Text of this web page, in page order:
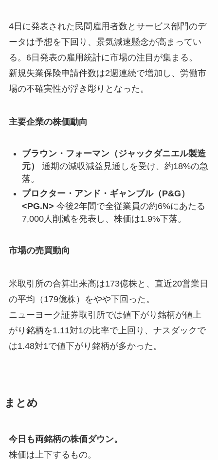
4日に発表された民間雇用者数とサービス部門のデ
ータは予想を下回り、景気減速懸念が高まってい
る。6日発表の雇用統計に市場の注目が集まる。
新規失業保険申請件数は2週連続で増加し、労働市
場の不確実性が浮き彫りとなった。
主要企業の株価動向
ブラウン・フォーマン（ジャックダニエル製造
元）
通期の減収減益見通しを受け、約18%の急
落。
プロクター・アンド・ギャンブル（P&G）
<PG.N> 今後2年間で全従業員の約6%にあたる
7,000人削減を発表し、株価は1.9%下落。
市場の売買動向
米取引所の合算出来高は173億株と、直近20営業日
の平均（179億株）をやや下回った。
ニューヨーク証券取引所では値下がり銘柄が値上
がり銘柄を1.11対1の比率で上回り、ナスダックで
は1.48対1で値下がり銘柄が多かった。
まとめ
今日も両銘柄の株価ダウン。
株価は上下するもの。